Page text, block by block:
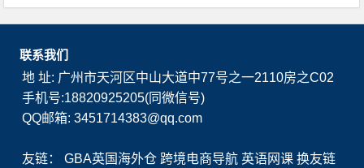
联系我们
地 址: 广州市天河区中山大道中77号之一2110房之C02
手机号:18820925205(同微信号)
QQ邮箱: 3451714383@qq.com
友链：GBA英国海外仓 跨境电商导航 英语网课 换友链